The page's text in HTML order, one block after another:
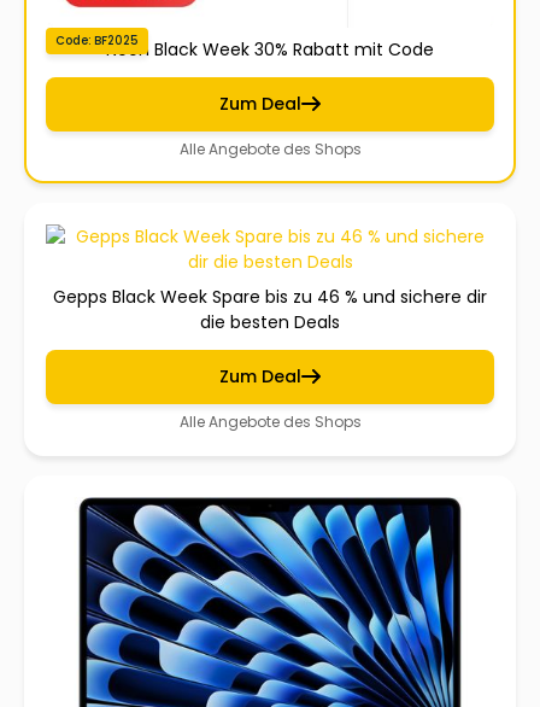
Code: BF2025Neoh Black Week 30% Rabatt mit Code
Zum Deal
Alle Angebote des Shops
Gepps Black Week Spare bis zu 46 % und sichere dir
die besten Deals
Zum Deal
Alle Angebote des Shops